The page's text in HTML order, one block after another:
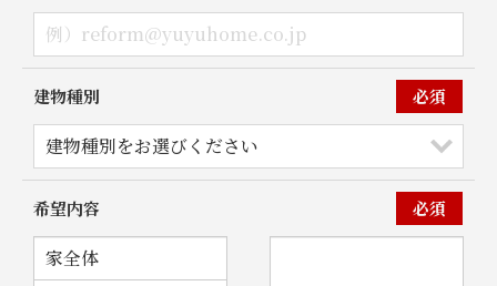
建物種別 必須
希望内容 必須
家全体